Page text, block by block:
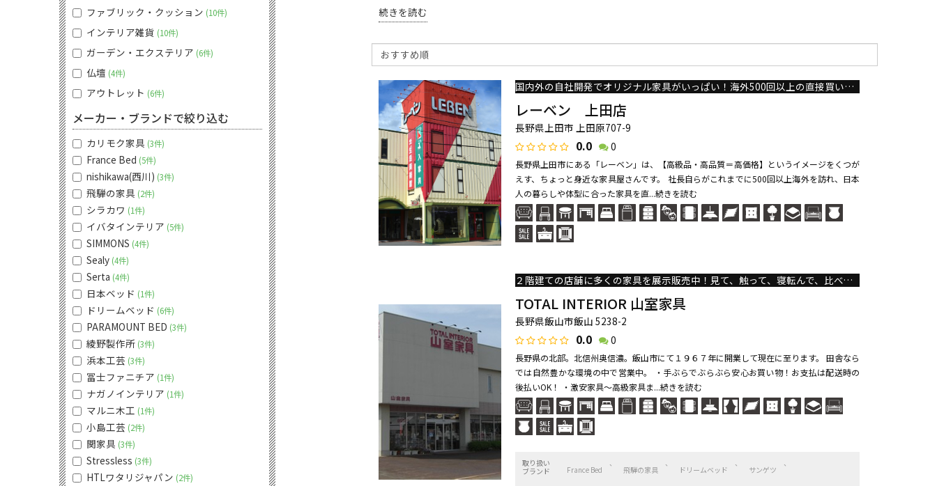
続きを読む
国内外の自社開発でオリジナル家具がいっぱい！海外500回以上の直接買い付けで納得の価格
レーベン 上田店
長野県上田市 上田原707-9
0.0 0
長野県上田市にある「レーベン」は、【高級品・高品質＝高価格】というイメージをくつが
えす、ちょっと身近な家具屋さんです。 社長自らがこれまでに500回以上海外を訪れ、日本
人の暮らしや体型に合った家具を直...続きを読む
２階建ての店舗に多くの家具を展示販売中！見て、触って、寝転んで、比べてお選び頂けます。激安家具～高級家具まで幅広く取り扱い！カーテン工事一式も得意としております。
TOTAL INTERIOR 山室家具
長野県飯山市飯山 5238-2
0.0 0
長野県の北部。北信州奥信濃。飯山市にて１９６７年に開業して現在に至ります。 田舎なら
では自然豊かな環境の中で営業中。 ・手ぶらでぶらぶら安心お買い物！お支払は配送時の
後払いOK！ ・激安家具～高級家具ま...続きを読む
取り扱い
ブランド
France Bed 飛騨の家具 ドリームベッド サンゲツ
ファブリック・クッション 10件
インテリア雑貨 10件
ガーデン・エクステリア 6件
仏壇 4件
アウトレット 6件
メーカー・ブランドで絞り込む
カリモク家具 3件
France Bed 5件
nishikawa(西川) 3件
飛騨の家具 2件
シラカワ 1件
イバタインテリア 5件
SIMMONS 4件
Sealy 4件
Serta 4件
日本ベッド 1件
ドリームベッド 6件
PARAMOUNT BED 3件
綾野製作所 3件
浜本工芸 3件
冨士ファニチア 1件
ナガノインテリア 1件
マルニ木工 1件
小島工芸 2件
関家具 3件
Stressless 3件
HTLワタリジャパン 2件